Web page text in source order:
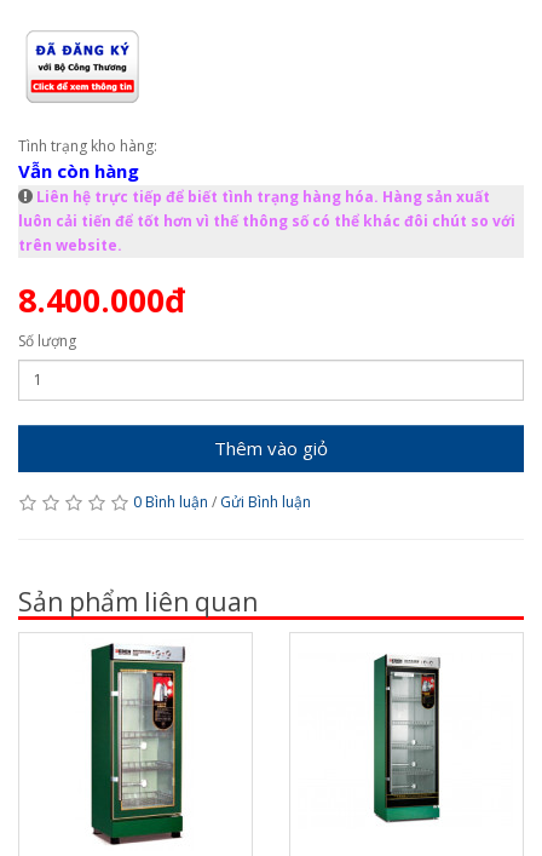
Tình trạng kho hàng:
Vẫn còn hàng
Liên hệ trực tiếp để biết tình trạng hàng hóa. Hàng sản xuất
luôn cải tiến để tốt hơn vì thế thông số có thể khác đôi chút so với
trên website.
8.400.000đ
Số lượng
Thêm vào giỏ
0 Bình luận / Gửi Bình luận
Sản phẩm liên quan